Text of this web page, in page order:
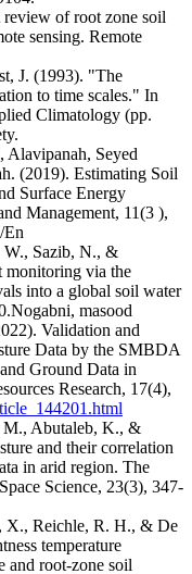
of root zone soil
sensing. Remote
J. (1993). "The
to time scales." In
Climatology (pp.
Alavipanah, Seyed
(2019). Estimating Soil
Surface Energy
Management, 11(3 ),
En
Sazib, N., &
monitoring via the
into a global soil water
masood
Validation and
Data by the SMBDA
Ground Data in
Research, 17(4),
M., Abutaleb, K., &
and their correlation
in arid region. The
Science, 23(3), 347-
X., Reichle, R. H., & De
temperature
and root-zone soil